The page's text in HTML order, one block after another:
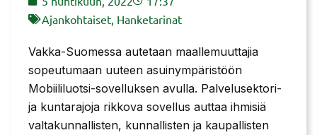
Ajankohtaiset, Hanketarinat
Vakka-Suomessa autetaan maallemuuttajia
sopeutumaan uuteen asuinympäristöön
Mobiililuotsi-sovelluksen avulla. Palvelusektori-
ja kuntarajoja rikkova sovellus auttaa ihmisiä
valtakunnallisten, kunnallisten ja kaupallisten